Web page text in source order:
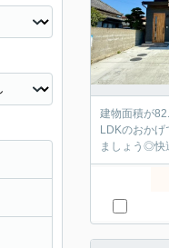
建物面積が
LDKのおか